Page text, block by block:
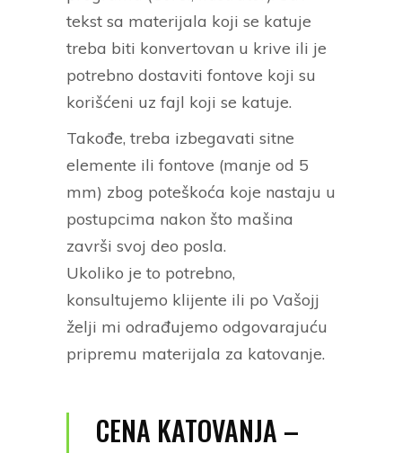
tekst sa materijala koji se katuje
treba biti konvertovan u krive ili je
potrebno dostaviti fontove koji su
korišćeni uz fajl koji se katuje.
Takođe, treba izbegavati sitne
elemente ili fontove (manje od 5
mm) zbog poteškoća koje nastaju u
postupcima nakon što mašina
završi svoj deo posla.
Ukoliko je to potrebno,
konsultujemo klijente ili po Vašojj
želji mi odrađujemo odgovarajuću
pripremu materijala za katovanje.
CENA KATOVANJA –